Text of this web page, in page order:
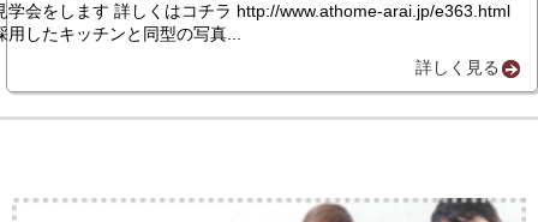
学会をします 詳しくはコチラ http://www.athome-arai.jp/e363.html
したキッチンと同型の写真...
詳しく見る